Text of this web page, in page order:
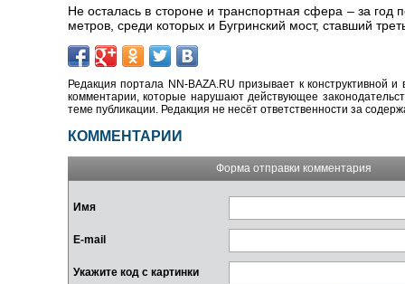
Не осталась в стороне и транспортная сфера – за
метров, среди которых и Бугринский мост, ставший
Редакция портала NN-BAZA.RU призывает к конструктивной
комментарии, которые нарушают действующее
теме публикации. Редакция не несёт ответственности за
КОММЕНТАРИИ
Форма отправки комментария
Имя
E-mail
Укажите код с картинки